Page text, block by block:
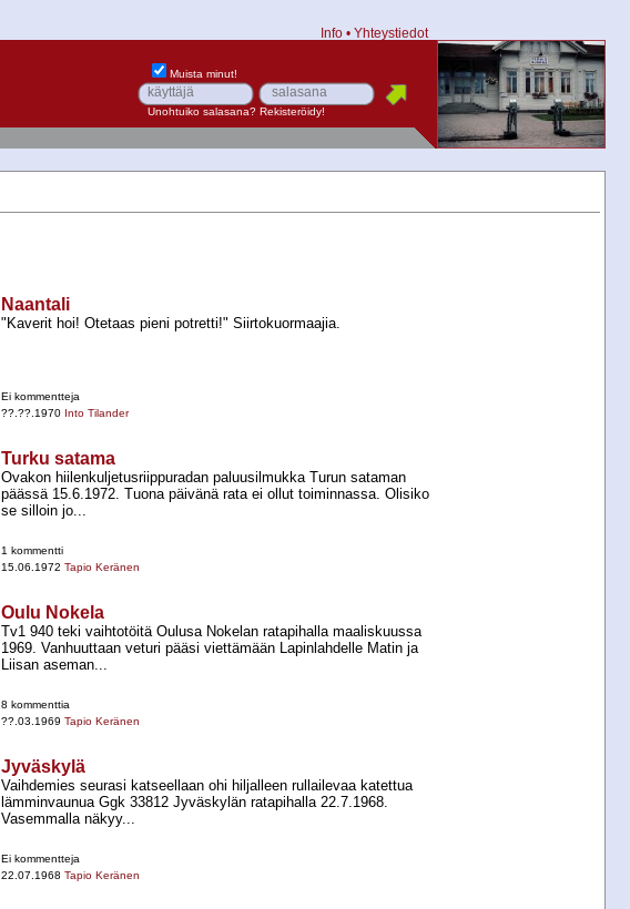
Info • Yhteystiedot
Muista minut!
Unohtuiko salasana? Rekisteröidy!
Naantali
"Kaverit hoi! Otetaas pieni potretti!" Siirtokuormaajia.
Ei kommentteja
??.??.1970 Into Tilander
Turku satama
Ovakon hiilenkuljetusriippuradan paluusilmukka Turun sataman
päässä 15.6.1972. Tuona päivänä rata ei ollut toiminnassa. Olisiko
se silloin jo...
1 kommentti
15.06.1972 Tapio Keränen
Oulu Nokela
Tv1 940 teki vaihtotöitä Oulusa Nokelan ratapihalla maaliskuussa
1969. Vanhuuttaan veturi pääsi viettämään Lapinlahdelle Matin ja
Liisan aseman...
8 kommenttia
??.03.1969 Tapio Keränen
Jyväskylä
Vaihdemies seurasi katseellaan ohi hiljalleen rullailevaa katettua
lämminvaunua Ggk 33812 Jyväskylän ratapihalla 22.7.1968.
Vasemmalla näkyy...
Ei kommentteja
22.07.1968 Tapio Keränen